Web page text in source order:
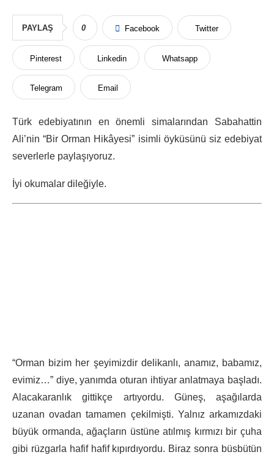
PAYLAŞ 0 Facebook Twitter
Pinterest Linkedin Whatsapp
Telegram Email
Türk edebiyatının en önemli simalarından Sabahattin
Ali’nin “Bir Orman Hikâyesi” isimli öyküsünü siz edebiyat
severlerle paylaşıyoruz.
İyi okumalar dileğiyle.
“Orman bizim her şeyimizdir delikanlı, anamız, babamız,
evimiz…” diye, yanımda oturan ihtiyar anlatmaya başladı.
Alacakaranlık gittikçe artıyordu. Güneş, aşağılarda
uzanan ovadan tamamen çekilmişti. Yalnız arkamızdaki
büyük ormanda, ağaçların üstüne atılmış kırmızı bir çuha
gibi rüzgarla hafif hafif kıpırdıyordu. Biraz sonra büsbütün